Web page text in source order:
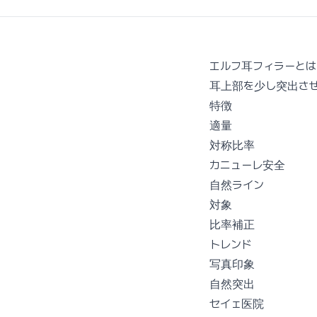
エルフ耳フィラーと
耳上部を少し突出さ
特徴
適量
対称比率
カニューレ安全
自然ライン
対象
比率補正
トレンド
写真印象
自然突出
セイェ医院